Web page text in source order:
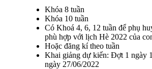
Khóa 8 tuần
Khóa 10 tuần
Có Khoá 4, 6, 12 tuần để phụ
phù hợp với lịch Hè 2022 của
Hoặc đăng kí theo tuần
Khai giảng dự kiến: Đợt 1 ngày
ngày 27/06/2022